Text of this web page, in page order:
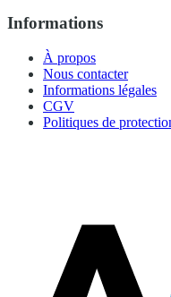
Informations
À propos
Nous contacter
Informations légales
CGV
Politiques de